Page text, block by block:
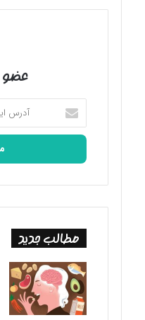
عضو
آدرس
ایمیل
خود
وارد
مطالب جدید